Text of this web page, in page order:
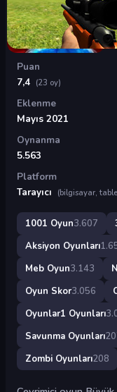
Oyunlar›3D Oyunlar
Büyük Zombi
Puan
7,4 (23 oy)
Eklenme
Mayıs 2021
Oynanma
5.563
Platform
Tarayıcı
(bilgisayar,
1001 Oyun3.607
Aksiyon Oyunları
Meb Oyun3.143
Oyun Skor3.056
Oyunlar1 Oyunları
Savunma Oyunları
Zombi Oyunları208